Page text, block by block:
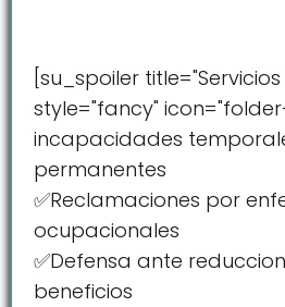
[su_spoiler
style="fancy"
incapacidades
permanentes
✅Reclamaciones por
ocupacionales
✅Defensa ante
beneficios